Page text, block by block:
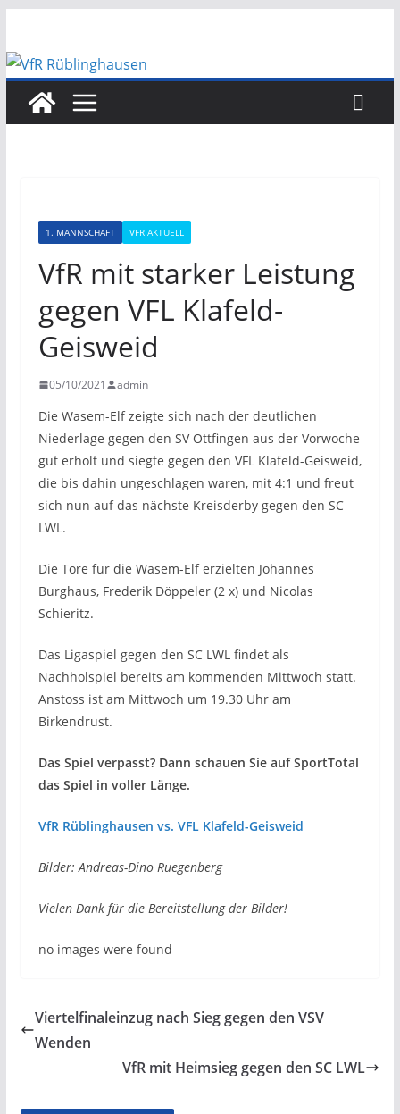
springen
1. MANNSCHAFT VFR AKTUELL
VfR mit starker Leistung
gegen VFL Klafeld-
Geisweid
05/10/2021 admin
Die Wasem-Elf zeigte sich nach der deutlichen
Niederlage gegen den SV Ottfingen aus der Vorwoche
gut erholt und siegte gegen den VFL Klafeld-Geisweid,
die bis dahin ungeschlagen waren, mit 4:1 und freut
sich nun auf das nächste Kreisderby gegen den SC
LWL.
Die Tore für die Wasem-Elf erzielten Johannes
Burghaus, Frederik Döppeler (2 x) und Nicolas
Schieritz.
Das Ligaspiel gegen den SC LWL findet als
Nachholspiel bereits am kommenden Mittwoch statt.
Anstoss ist am Mittwoch um 19.30 Uhr am
Birkendrust.
Das Spiel verpasst? Dann schauen Sie auf SportTotal
das Spiel in voller Länge.
VfR Rüblinghausen vs. VFL Klafeld-Geisweid
Bilder: Andreas-Dino Ruegenberg
Vielen Dank für die Bereitstellung der Bilder!
no images were found
Viertelfinaleinzug nach Sieg gegen den VSV
Wenden
VfR mit Heimsieg gegen den SC LWL